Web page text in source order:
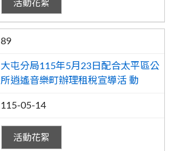
活動花絮
89
大屯分局115年5月23日配合太平區公
所逍遙音樂町辦理租稅宣導活 動
115-05-14
活動花絮